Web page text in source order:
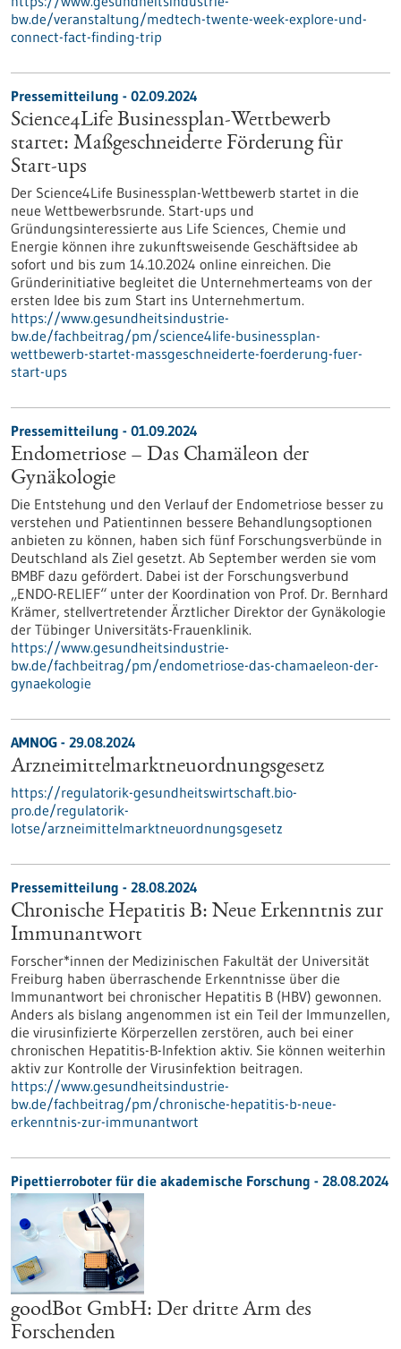
bw.de/veranstaltung/medtech-twente-week-explore-und-
connect-fact-finding-trip
Pressemitteilung - 02.09.2024
Science4Life Businessplan-Wettbewerb
startet: Maßgeschneiderte Förderung für
Start-ups
Der Science4Life Businessplan-Wettbewerb startet in die
neue Wettbewerbsrunde. Start-ups und
Gründungsinteressierte aus Life Sciences, Chemie und
Energie können ihre zukunftsweisende Geschäftsidee ab
sofort und bis zum 14.10.2024 online einreichen. Die
Gründerinitiative begleitet die Unternehmerteams von der
ersten Idee bis zum Start ins Unternehmertum.
https://www.gesundheitsindustrie-
bw.de/fachbeitrag/pm/science4life-businessplan-
wettbewerb-startet-massgeschneiderte-foerderung-fuer-
start-ups
Pressemitteilung - 01.09.2024
Endometriose – Das Chamäleon der
Gynäkologie
Die Entstehung und den Verlauf der Endometriose besser zu
verstehen und Patientinnen bessere Behandlungsoptionen
anbieten zu können, haben sich fünf Forschungsverbünde in
Deutschland als Ziel gesetzt. Ab September werden sie vom
BMBF dazu gefördert. Dabei ist der Forschungsverbund
„ENDO-RELIEF“ unter der Koordination von Prof. Dr. Bernhard
Krämer, stellvertretender Ärztlicher Direktor der Gynäkologie
der Tübinger Universitäts-Frauenklinik.
https://www.gesundheitsindustrie-
bw.de/fachbeitrag/pm/endometriose-das-chamaeleon-der-
gynaekologie
AMNOG - 29.08.2024
Arzneimittelmarktneuordnungsgesetz
https://regulatorik-gesundheitswirtschaft.bio-
pro.de/regulatorik-
lotse/arzneimittelmarktneuordnungsgesetz
Pressemitteilung - 28.08.2024
Chronische Hepatitis B: Neue Erkenntnis zur
Immunantwort
Forscher*innen der Medizinischen Fakultät der Universität
Freiburg haben überraschende Erkenntnisse über die
Immunantwort bei chronischer Hepatitis B (HBV) gewonnen.
Anders als bislang angenommen ist ein Teil der Immunzellen,
die virusinfizierte Körperzellen zerstören, auch bei einer
chronischen Hepatitis-B-Infektion aktiv. Sie können weiterhin
aktiv zur Kontrolle der Virusinfektion beitragen.
https://www.gesundheitsindustrie-
bw.de/fachbeitrag/pm/chronische-hepatitis-b-neue-
erkenntnis-zur-immunantwort
Pipettierroboter für die akademische Forschung - 28.08.2024
goodBot GmbH: Der dritte Arm des
Forschenden